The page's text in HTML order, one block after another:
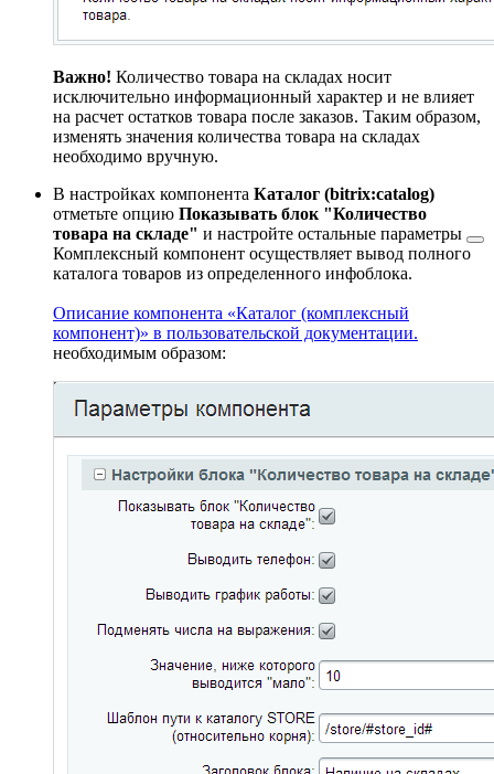
Важно! Количество товара на складах носит
исключительно информационный характер и не влияет
на расчет остатков товара после заказов. Таким образом,
изменять значения количества товара на складах
необходимо вручную.
В настройках компонента Каталог (bitrix:catalog)
отметьте опцию Показывать блок "Количество
товара на складе" и настройте остальные параметры
Комплексный компонент осуществляет вывод полного
каталога товаров из определенного инфоблока.
Описание компонента «Каталог (комплексный
компонент)» в пользовательской документации.
необходимым образом: